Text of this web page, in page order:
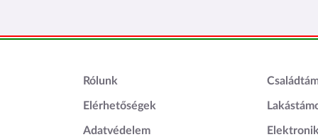
Lábléc1
Rólunk
Elérhetőségek
Adatvédelem